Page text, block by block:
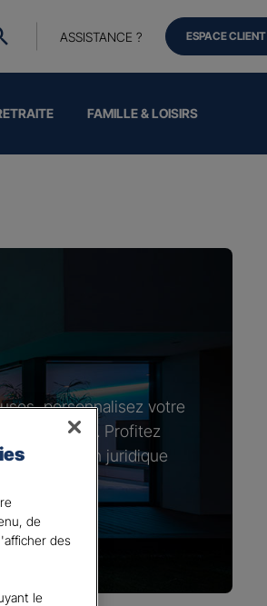
FAMILLE & LOISIRS
ASSISTANCE ? ESPACE CLIENT
personnalisez votre
spécifiques. Profitez
de protection juridique
de
des
le